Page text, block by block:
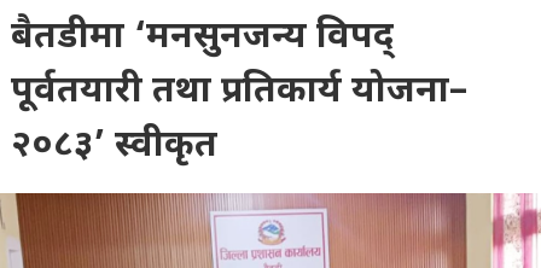
बैतडीमा ‘मनसुनजन्य विपद्
पूर्वतयारी तथा प्रतिकार्य योजना–
२०८३’ स्वीकृत